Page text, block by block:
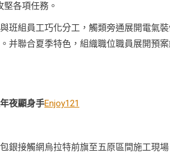
堅各項任務。
班組員工巧化分工，觸類旁通展開電氣
并聯合夏季特色，組織職位職員展開預
夜顯身手Enjoy121
銀接觸網烏拉特前旗至五原區間施工現